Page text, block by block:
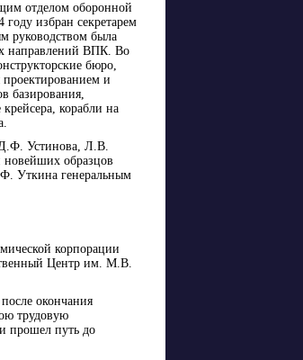
отделом оборонной
избран секретарем
руководством была
направлений ВПК. Во
бюро,
проектированием и
базирования,
корабли на
Устинова, Л.В.
новейших образцов
Уткина генеральным
корпорации
Центр им. М.В.
окончания
трудовую
прошел путь до